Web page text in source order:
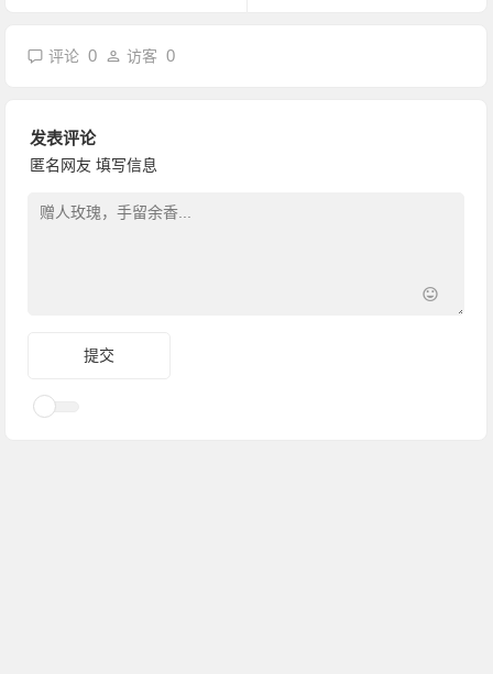
评论0 访客0
发表评论
匿名网友 填写信息